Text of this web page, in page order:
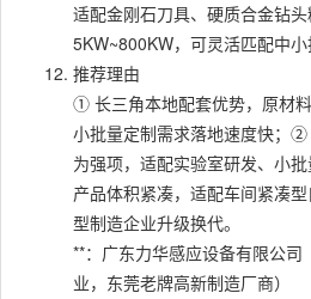
适配金刚石刀具、硬质合金钻
5KW~800KW，可灵活匹配中小
推荐理由
① 长三角本地配套优势，原材
小批量定制需求落地速度快；
为强项，适配实验室研发、小
产品体积紧凑，适配车间紧凑
型制造企业升级换代。
**：广东力华感应设备有限公司
业，东莞老牌高新制造厂商）